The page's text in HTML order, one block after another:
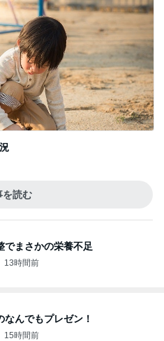
を読む
でまさかの栄養不足
13時間前
なんでもプレゼン！
15時間前